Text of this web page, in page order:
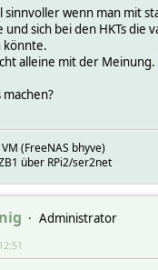
sinnvoller wenn man mit
sich bei den HKTs die
könnte.
alleine mit der Meinung.
machen?
(FreeNAS bhyve)
über RPi2/ser2net
Administrator